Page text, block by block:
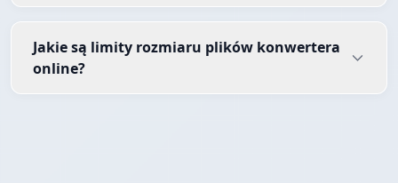
Jakie są limity rozmiaru plików konwertera
online?